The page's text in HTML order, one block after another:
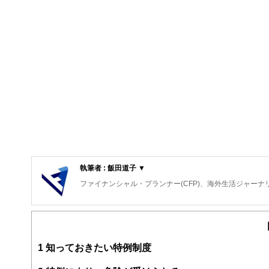
執筆者 : 飯田道子 ▼
ファイナンシャル・プランナー(CFP)、海外生活ジャーナ
金融機関勤務を経て９６年ＦＰ資格を取得。各種相談業
1 知っておきたい特例制度